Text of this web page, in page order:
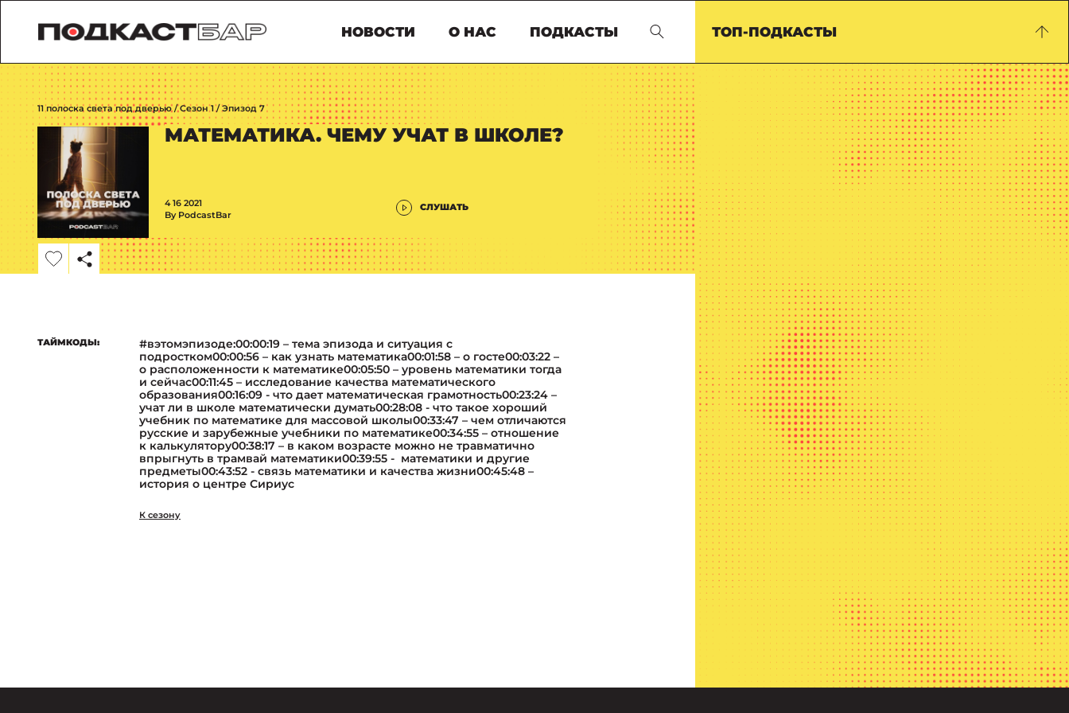
НОВОСТИ О НАС ПОДКАСТЫ ТОП-ПОДКАСТЫ
11 полоска света под дверью / Сезон 1 / Эпизод 7
СЛУШАТЬ
4 16 2021
By PodcastBar
МАТЕМАТИКА. ЧЕМУ УЧАТ В ШКОЛЕ?
ТАЙМКОДЫ:
#вэтомэпизоде:00:00:19 – тема эпизода и ситуация с
подростком00:00:56 – как узнать математика00:01:58 – о госте00:03:22 –
о расположенности к математике00:05:50 – уровень математики тогда
и сейчас00:11:45 – исследование качества математического
образования00:16:09 - что дает математическая грамотность00:23:24 –
учат ли в школе математически думать00:28:08 - что такое хороший
учебник по математике для массовой школы00:33:47 – чем отличаются
русские и зарубежные учебники по математике00:34:55 – отношение
к калькулятору00:38:17 – в каком возрасте можно не травматично
впрыгнуть в трамвай математики00:39:55 - математики и другие
предметы00:43:52 - связь математики и качества жизни00:45:48 –
история о центре Сириус
К сезону